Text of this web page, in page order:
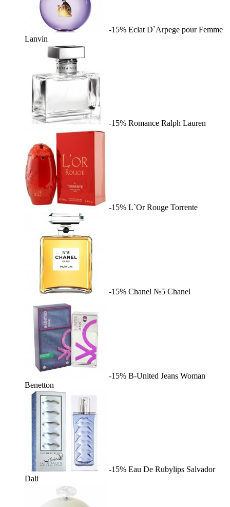
-15% Eclat D`Arpege pour Femme
Lanvin
-15% Romance Ralph Lauren
-15% L`Or Rouge Torrente
-15% Chanel №5 Chanel
-15% B-United Jeans Woman
Benetton
-15% Eau De Rubylips Salvador
Dali